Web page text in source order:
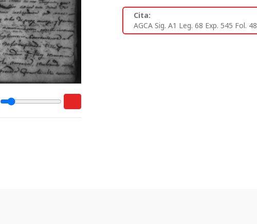
Cita:
AGCA Sig. A1 Leg. 68 Exp. 545 Fol. 48